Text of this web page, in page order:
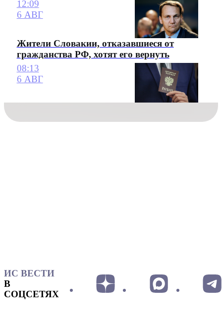
12:09
6 АВГ
Жители Словакии, отказавшиеся от
гражданства РФ, хотят его вернуть
08:13
6 АВГ
ИС ВЕСТИ
В
СОЦСЕТЯХ